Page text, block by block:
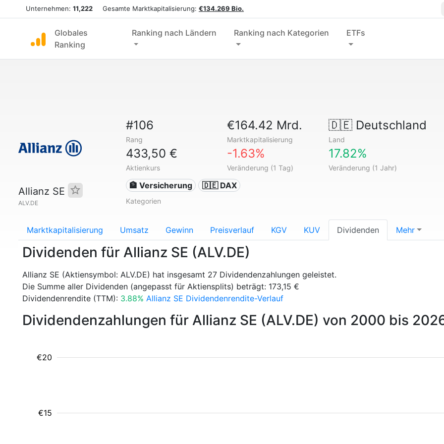
Unternehmen: 11,222 Gesamte Marktkapitalisierung: €134.269 Bio.
Globales
Ranking
Ranking nach Ländern Ranking nach Kategorien ETFs
Allianz SE
ALV.DE
#106
Rang
€164.42 Mrd.
Marktkapitalisierung
🇩🇪Deutschland
Land
433,50 €
Aktienkurs
-1.63%
Veränderung (1 Tag)
17.82%
Veränderung (1 Jahr)
🏦 Versicherung 🇩🇪 DAX
Kategorien
Marktkapitalisierung Umsatz Gewinn Preisverlauf KGV KUV Dividenden Mehr
Dividenden für Allianz SE (ALV.DE)
Allianz SE (Aktiensymbol: ALV.DE) hat insgesamt 27 Dividendenzahlungen geleistet.
Die Summe aller Dividenden (angepasst für Aktiensplits) beträgt: 173,15 €
Dividendenrendite (TTM): 3.88% Allianz SE Dividendenrendite-Verlauf
Dividendenzahlungen für Allianz SE (ALV.DE) von 2000 bis
€15
€20